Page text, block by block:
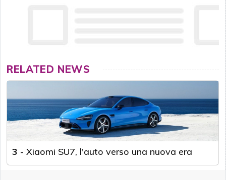
RELATED NEWS
3 - Xiaomi SU7, l'auto verso una nuova era